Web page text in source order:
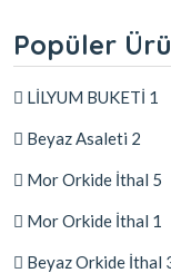
Popüler
LİLYUM BUKETİ 1
Beyaz Asaleti 2
Mor Orkide İthal 5
Mor Orkide İthal 1
Beyaz Orkide İthal